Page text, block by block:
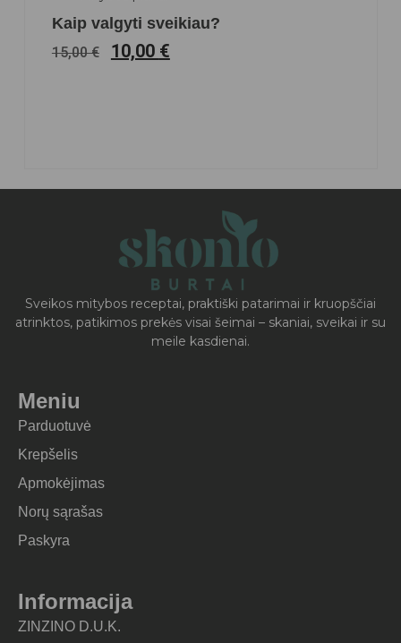
Kaip valgyti sveikiau?
15,00€ 10,00 €
Sveikos mitybos receptai, praktiški patarimai ir kruopščiai
atrinktos, patikimos prekės visai šeimai – skaniai, sveikai ir su
meile kasdienai.
Meniu
Parduotuvė
Krepšelis
Apmokėjimas
Norų sąrašas
Paskyra
Informacija
ZINZINO D.U.K.